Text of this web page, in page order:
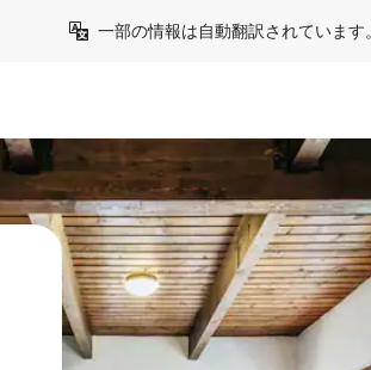
一部の情報は自動翻訳されています。